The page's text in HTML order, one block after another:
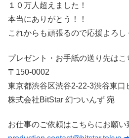
１０万人超えました！
本当にありがとう！！
これからも頑張るので応援よろ
プレゼント・お手紙の送り先はこ
〒150-0002
東京都渋谷区渋谷2-22-3渋谷東口
株式会社BitStar 幻ついんず 宛
お仕事のご依頼はこちらにお願い